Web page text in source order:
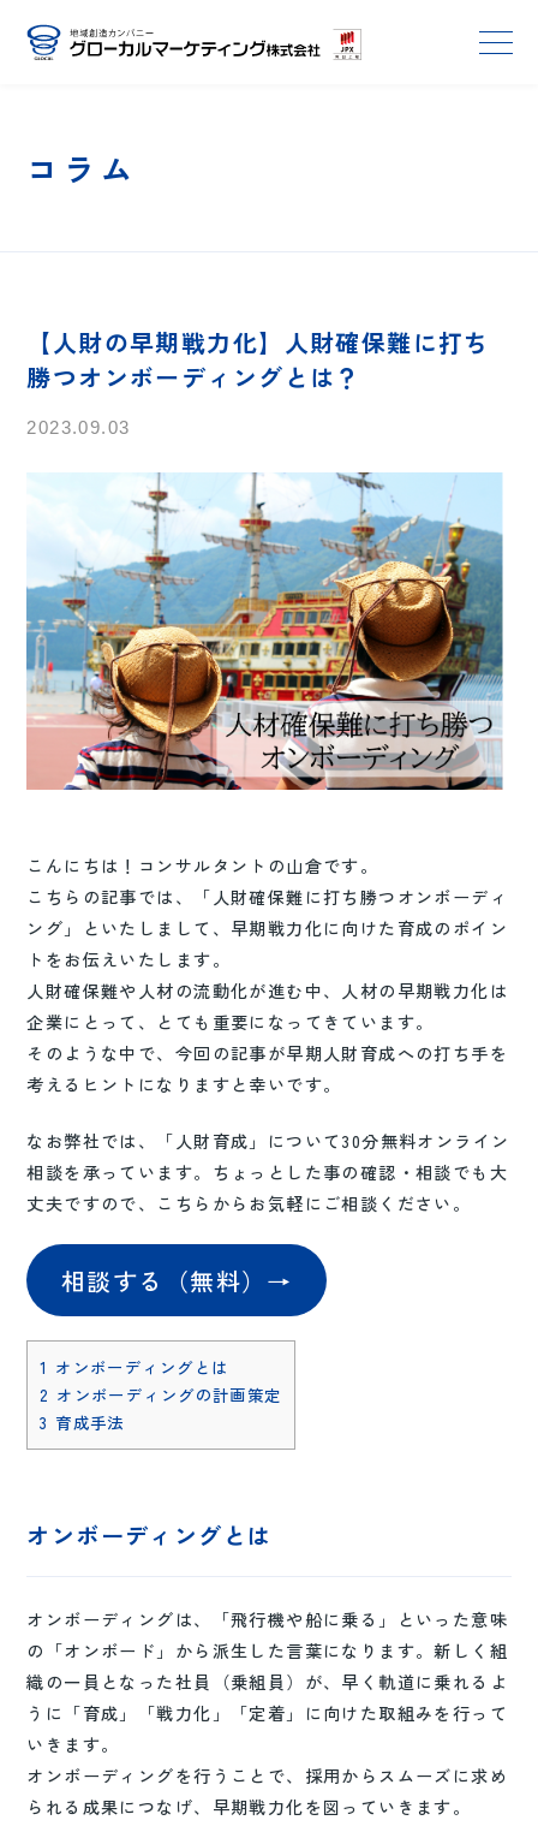
コラム
【人財の早期戦力化】人財確保難に打ち
勝つオンボーディングとは？
2023.09.03
こんにちは！コンサルタントの山倉です。
こちらの記事では、「人財確保難に打ち勝つオンボーディ
ング」といたしまして、早期戦力化に向けた育成のポイン
トをお伝えいたします。
人財確保難や人材の流動化が進む中、人材の早期戦力化は
企業にとって、とても重要になってきています。
そのような中で、今回の記事が早期人財育成への打ち手を
考えるヒントになりますと幸いです。
なお弊社では、「人財育成」について30分無料オンライン
相談を承っています。ちょっとした事の確認・相談でも大
丈夫ですので、こちらからお気軽にご相談ください。
相談する（無料）→
1 オンボーディングとは
2 オンボーディングの計画策定
3 育成手法
オンボーディングとは
オンボーディングは、「飛行機や船に乗る」といった意味
の「オンボード」から派生した言葉になります。新しく組
織の一員となった社員（乗組員）が、早く軌道に乗れるよ
うに「育成」「戦力化」「定着」に向けた取組みを行って
いきます。
オンボーディングを行うことで、採用からスムーズに求め
られる成果につなげ、早期戦力化を図っていきます。